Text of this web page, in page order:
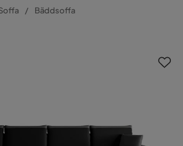
Bäddsoffa